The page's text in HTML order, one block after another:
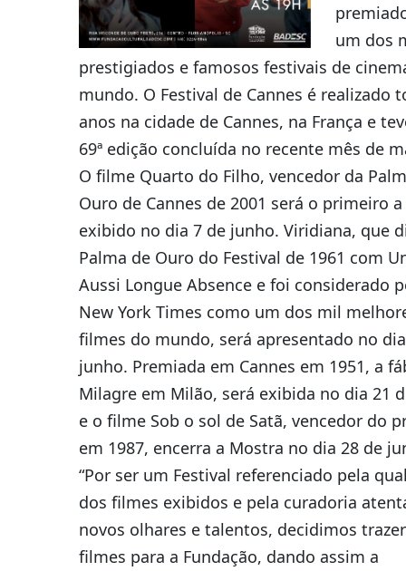
um dos
prestigiados e famosos festivais de
mundo. O Festival de Cannes é realizado
anos na cidade de Cannes, na França e
69ª edição concluída no recente mês de
O filme Quarto do Filho, vencedor da
Ouro de Cannes de 2001 será o primeiro
exibido no dia 7 de junho. Viridiana, que
Palma de Ouro do Festival de 1961 com
Aussi Longue Absence e foi considerado
New York Times como um dos mil
filmes do mundo, será apresentado no
junho. Premiada em Cannes em 1951, a
Milagre em Milão, será exibida no dia 21
e o filme Sob o sol de Satã, vencedor do
em 1987, encerra a Mostra no dia 28 de
“Por ser um Festival referenciado pela
dos filmes exibidos e pela curadoria
novos olhares e talentos, decidimos
filmes para a Fundação, dando assim a